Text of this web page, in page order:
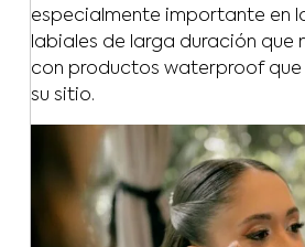
especialmente importante en
labiales de larga duración que
con productos waterproof que
su sitio.